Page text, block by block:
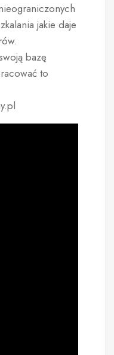
jakie daje
bazę
to